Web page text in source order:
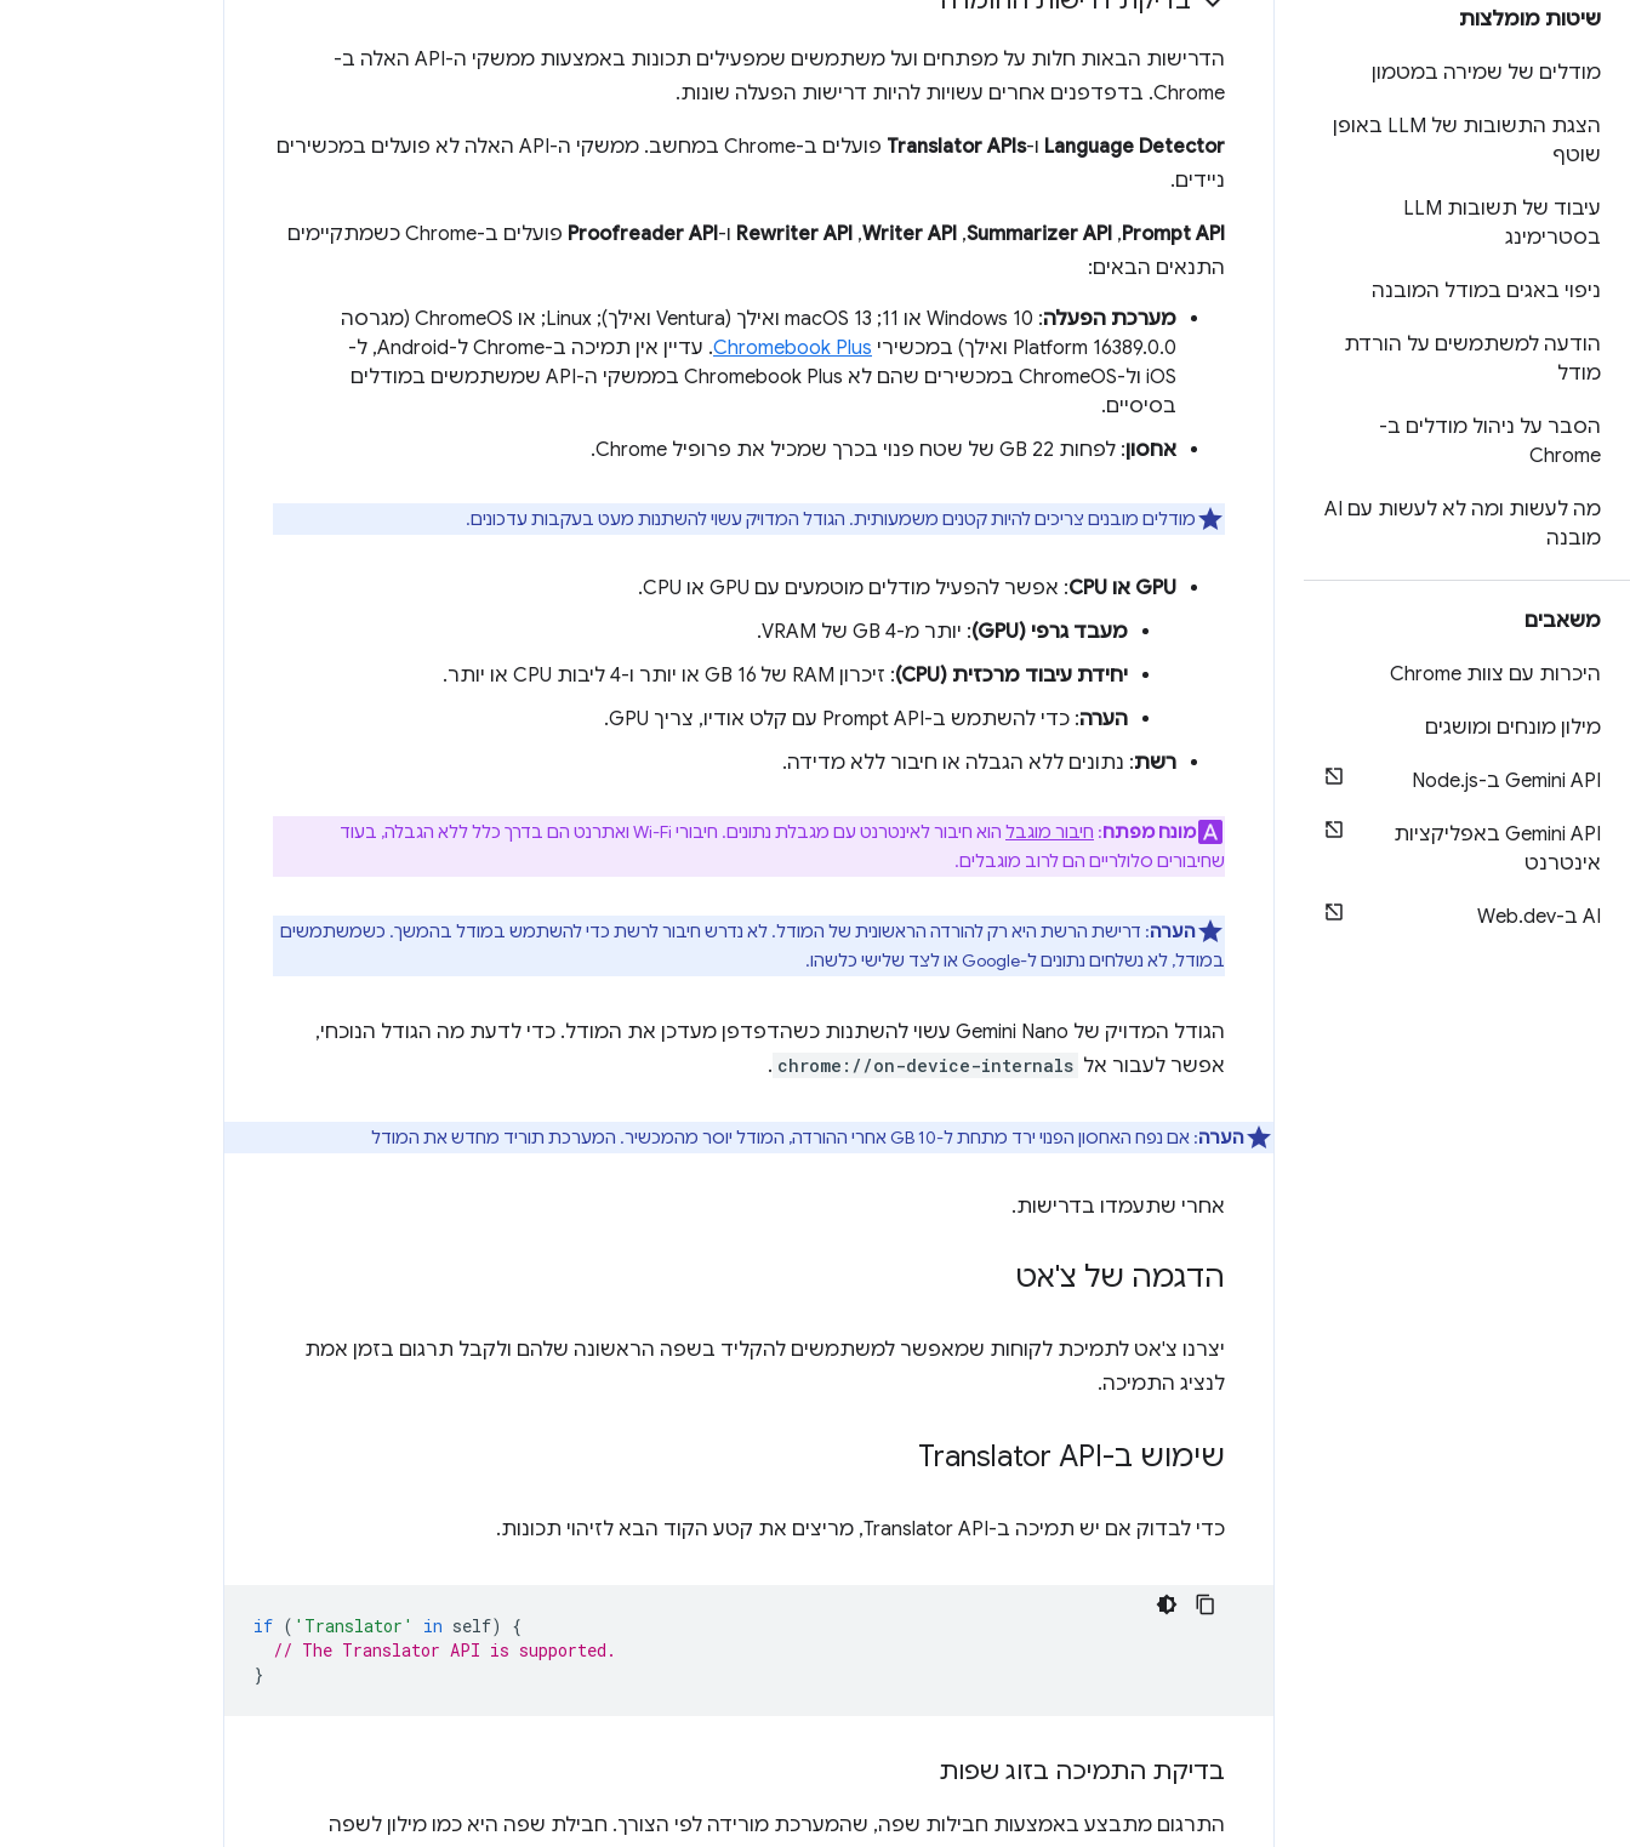
שיטות מומלצות
מודלים של שמירה במטמון
הצגת התשובות של LLM באופן
שוטף
עיבוד של תשובות LLM
בסטרימינג
ניפוי באגים במודל המובנה
הודעה למשתמשים על הורדת
מודל
הסבר על ניהול מודלים ב-
Chrome
מה לעשות ומה לא לעשות עם AI
מובנה
משאבים
היכרות עם צוות Chrome
מילון מונחים ומושגים
Gemini API ב-Node .js
Gemini API באפליקציות
אינטרנט
AI ב-Web .dev
הדרישות הבאות חלות על מפתחים ועל משתמשים שמפעילים תכונות באמצעות ממשקי ה-API האלה ב-
Chrome. בדפדפנים אחרים עשויות להיות דרישות הפעלה שונות.
Language Detector ו-Translator APIs
פועלים ב-Chrome במחשב. ממשקי ה-API האלה לא פועלים במכשירים
ניידים.
Prompt API
,‏
Summarizer API
,‏
Writer API
,‏
Rewriter API ו-Proofreader API
פועלים ב-Chrome כשמתקיימים
התנאים הבאים:
מערכת הפעלה
: Windows 10 או 11;‏ macOS 13 ואילך (Ventura ואילך); Linux; או ChromeOS (מגרסה
Platform 16389.0.0 ואילך) במכשירי
Chromebook Plus
. עדיין אין תמיכה ב-Chrome ל-Android, ל-
iOS ול-ChromeOS במכשירים שהם לא Chromebook Plus בממשקי ה-API שמשתמשים במודלים
בסיסיים.
אחסון: לפחות 22 GB של שטח פנוי בכרך שמכיל את פרופיל Chrome.
מודלים מובנים צריכים להיות קטנים משמעותית. הגודל המדויק עשוי להשתנות מעט בעקבות עדכונים.
GPU או CPU
: אפשר להפעיל מודלים מוטמעים עם GPU או CPU.
מעבד גרפי (GPU)
: יותר מ-4 GB של VRAM.
יחידת עיבוד מרכזית (CPU)
: זיכרון RAM של 16 GB או יותר ו-4 ליבות CPU או יותר.
הערה: כדי להשתמש ב-Prompt API עם קלט אודיו, צריך GPU.
רשת: נתונים ללא הגבלה או חיבור ללא מדידה.
מונח מפתח: חיבור מוגבל
הוא חיבור לאינטרנט עם מגבלת נתונים. חיבורי Wi-Fi ואתרנט הם בדרך כלל ללא הגבלה, בעוד
שחיבורים סלולריים הם לרוב מוגבלים.
הערה: דרישת הרשת היא רק להורדה הראשונית של המודל. לא נדרש חיבור לרשת כדי להשתמש במודל בהמשך. כשמשתמשים
במודל, לא נשלחים נתונים ל-Google או לצד שלישי כלשהו.
הגודל המדויק של Gemini Nano עשוי להשתנות כשהדפדפן מעדכן את המודל. כדי לדעת מה הגודל הנוכחי,
אפשר לעבור אל chrome://on-device-internals
.
הערה: אם נפח האחסון הפנוי ירד מתחת ל-10 GB אחרי ההורדה, המודל יוסר מהמכשיר. המערכת תוריד מחדש את המודל
אחרי שתעמדו בדרישות.
הדגמה של צ'אט
יצרנו צ'אט לתמיכת לקוחות שמאפשר למשתמשים להקליד בשפה הראשונה שלהם ולקבל תרגום בזמן אמת
לנציג התמיכה.
שימוש ב-Translator API
כדי לבדוק אם יש תמיכה ב-Translator API, מריצים את קטע הקוד הבא לזיהוי תכונות.
if ( 'Translator' in self)
{
// The Translator API is supported.
}
בדיקת התמיכה בזוג שפות
התרגום מתבצע באמצעות חבילות שפה, שהמערכת מורידה לפי הצורך. חבילת שפה היא כמו מילון לשפה